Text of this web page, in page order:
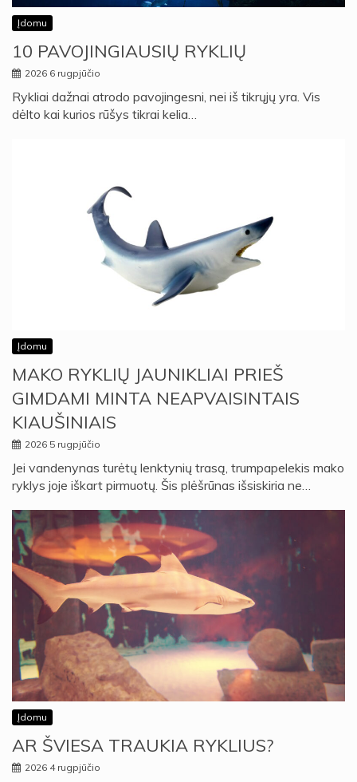
Įdomu
10 PAVOJINGIAUSIŲ RYKLIŲ
2026 6 rugpjūčio
Rykliai dažnai atrodo pavojingesni, nei iš tikrųjų yra. Vis
dėlto kai kurios rūšys tikrai kelia…
Įdomu
MAKO RYKLIŲ JAUNIKLIAI PRIEŠ
GIMDAMI MINTA NEAPVAISINTAIS
KIAUŠINIAIS
2026 5 rugpjūčio
Jei vandenynas turėtų lenktynių trasą, trumpapelekis mako
ryklys joje iškart pirmuotų. Šis plėšrūnas išsiskiria ne…
Įdomu
AR ŠVIESA TRAUKIA RYKLIUS?
2026 4 rugpjūčio